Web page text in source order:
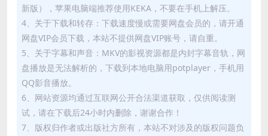
新版），苹果电脑端推荐使用KEKA，不要在手机上解压。
4、关于下载和转存：下载速度慢或需要网盘会员的，请开通
网盘VIP会员下载，本站不提供网盘VIP账号，请自重。
5、关于字幕和声音：MKV的影视资源都是内封字幕音轨，网
盘播放是无法解析的，下载到本地电脑用potplayer，手机用
QQ影音播放。
6、网站资源均通过互联网公开合法渠道获取，仅供阅读测
试，请在下载后24小时内删除，谢谢合作！
7、版权归作者或出版社方所有，本站不对涉及的版权问题负